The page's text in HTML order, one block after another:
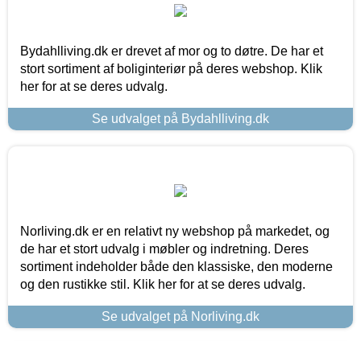
Bydahlliving.dk er drevet af mor og to døtre. De har et
stort sortiment af boliginteriør på deres webshop. Klik
her for at se deres udvalg.
Se udvalget på Bydahlliving.dk
Norliving.dk er en relativt ny webshop på markedet, og
de har et stort udvalg i møbler og indretning. Deres
sortiment indeholder både den klassiske, den moderne
og den rustikke stil. Klik her for at se deres udvalg.
Se udvalget på Norliving.dk